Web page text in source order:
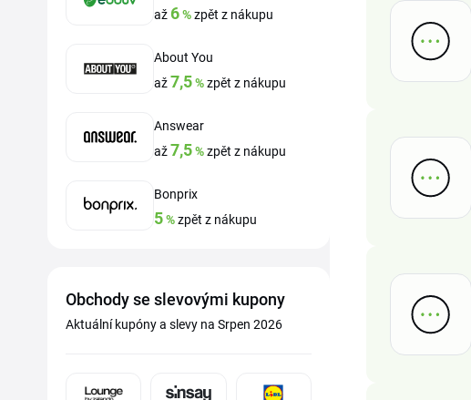
až 6%zpět z nákupu
About You
až7,5%zpět z nákupu
Answear
až7,5%zpět z nákupu
Bonprix
5%zpět z nákupu
Obchody se slevovými kupony
Aktuální kupóny a slevy na Srpen 2026